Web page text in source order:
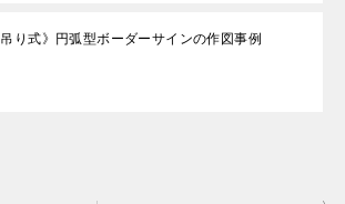
吊り式》円弧型ボーダーサインの作図事例